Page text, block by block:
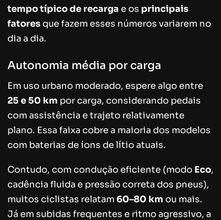
tempo típico de recarga e os principais
fatores que fazem esses números variarem no
dia a dia.
Autonomia média por carga
Em uso urbano moderado, espere algo entre
25 e 50 km por carga, considerando pedais
com assistência e trajeto relativamente
plano. Essa faixa cobre a maioria dos modelos
com baterias de íons de lítio atuais.
Contudo, com condução eficiente (modo Eco,
cadência fluida e pressão correta dos pneus),
muitos ciclistas relatam 60–80 km ou mais.
Já em subidas frequentes e ritmo agressivo, a